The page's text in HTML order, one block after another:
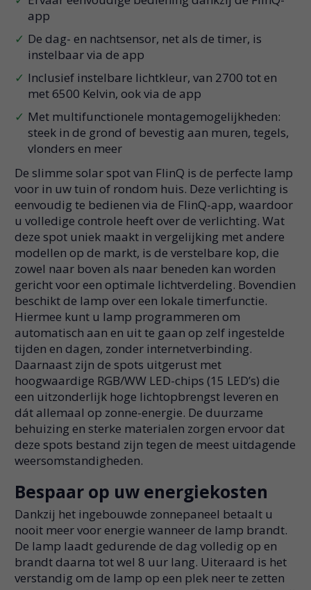
app
De dag- en nachtsensor, net als de timer, is
instelbaar via de app
Inclusief instelbare lichtkleur, van 2700 tot en
met 6500 Kelvin, ook via de app
Met multifunctionele montagemogelijkheden:
steek in de grond of bevestig aan muren, tegels,
vlonders en meer
De slimme solar spot van FlinQ is de perfecte lamp
voor in uw tuin of rondom huis. Deze verlichting is
eenvoudig te bedienen via de FlinQ-app, waardoor
u volledige controle heeft over de verlichting. Wat
deze spot uniek maakt in vergelijking met andere
modellen op de markt, is de verstelbare kop, die
zowel naar boven als naar beneden kan worden
gericht voor een optimale lichtverdeling. Bovendien
beschikt de lamp over een lokale timerfunctie.
Hiermee kunt u lamp programmeren om
automatisch aan en uit te gaan op zelf ingestelde
tijden en dagen, zonder internetverbinding.
Daarnaast zijn de spots uitgerust met
hoogwaardige RGB/WW LED-chips (15 LED’s) die
een uitzonderlijk hoge lichtopbrengst leveren en
dát allemaal op zonne-energie. De duurzame
behuizing en sterke materialen zorgen ervoor dat
deze spots bestand zijn tegen de meest uitdagende
weersomstandigheden.
Bespaar op uw energiekosten
Dankzij het ingebouwde zonnepaneel betaalt u
nooit meer voor energie wanneer de lamp brandt.
De lamp laadt gedurende de dag volledig op en
brandt daarna tot wel 8 uur lang. Uiteraard is het
verstandig om de lamp op een plek neer te zetten